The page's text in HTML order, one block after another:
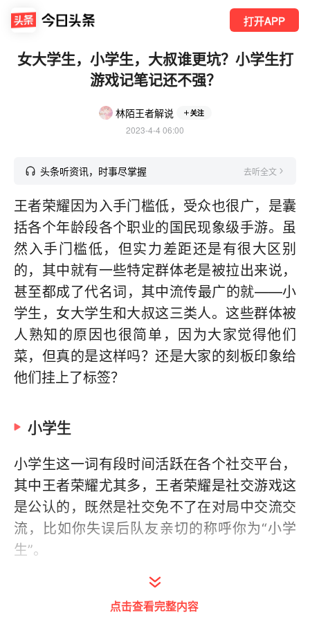
打开APP
女大学生，小学生，大叔谁更坑？小学生打
游戏记笔记还不强？
林陌王者解说 关注
2023-4-4 06:00
头条听资讯，时事尽掌握 去听全文
王者荣耀因为入手门槛低，受众也很广，是囊
括各个年龄段各个职业的国民现象级手游。虽
然入手门槛低，但实力差距还是有很大区别
的，其中就有一些特定群体老是被拉出来说，
甚至都成了代名词，其中流传最广的就——小
学生，女大学生和大叔这三类人。这些群体被
人熟知的原因也很简单，因为大家觉得他们
菜，但真的是这样吗？还是大家的刻板印象给
他们挂上了标签？
小学生
小学生这一词有段时间活跃在各个社交平台，
其中王者荣耀尤其多，王者荣耀是社交游戏这
是公认的，既然是社交免不了在对局中交流交
流，比如你失误后队友亲切的称呼你为“小学
生”。
小学生已经成了坑的代名词，一个骂人的词语
了，大致意思就是年龄小，不懂不会还要玩，
点击查看完整内容